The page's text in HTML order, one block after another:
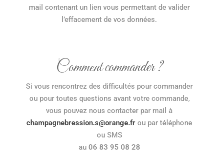
mail contenant un lien vous permettant de valider
l’effacement de vos données.
Comment commander ?
Si vous rencontrez des difficultés pour commander
ou pour toutes questions avant votre commande,
vous pouvez nous contacter par mail à
champagnebression.s@orange.fr ou par téléphone
ou SMS
au 06 83 95 08 28